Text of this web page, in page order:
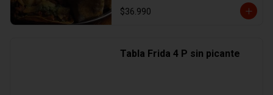
guacamole, sour cream, pico de gallo
$36.990
Tabla Frida 4 P sin picante